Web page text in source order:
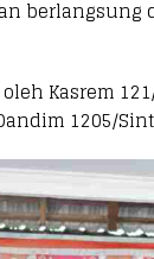
berlangsung
Kasrem
1205/